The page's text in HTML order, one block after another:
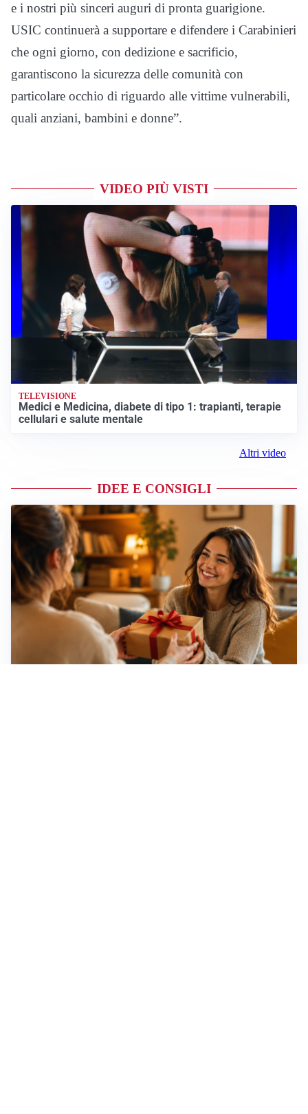
e i nostri più sinceri auguri di pronta guarigione.
USIC continuerà a supportare e difendere i Carabinieri
che ogni giorno, con dedizione e sacrificio,
garantiscono la sicurezza delle comunità con
particolare occhio di riguardo alle vittime vulnerabili,
quali anziani, bambini e donne”.
VIDEO PIÙ VISTI
TELEVISIONE
Medici e Medicina, diabete di tipo 1: trapianti, terapie
cellulari e salute mentale
Altri video
IDEE E CONSIGLI